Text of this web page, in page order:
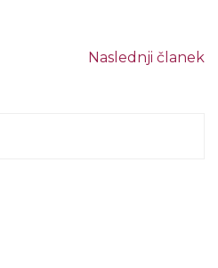
Naslednji članek